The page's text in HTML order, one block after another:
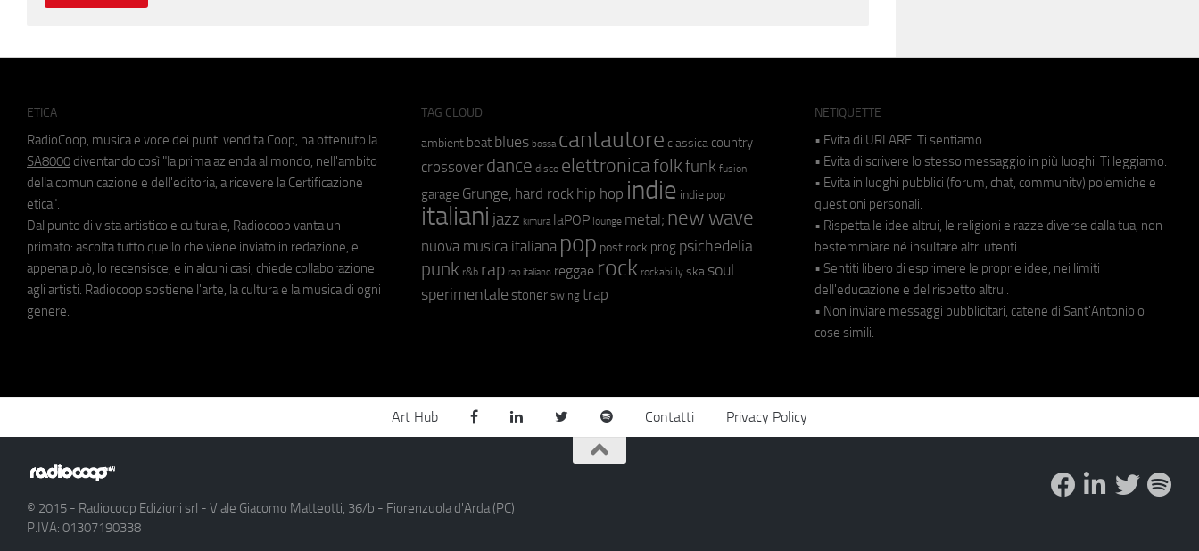
ETICA
RadioCoop, musica e voce dei punti vendita Coop, ha ottenuto la
SA8000 diventando così "la prima azienda al mondo, nell'ambito
della comunicazione e dell'editoria, a ricevere la Certificazione
etica".
Dal punto di vista artistico e culturale, Radiocoop vanta un
primato: ascolta tutto quello che viene inviato in redazione, e
appena può, lo recensisce, e in alcuni casi, chiede collaborazione
agli artisti. Radiocoop sostiene l'arte, la cultura e la musica di ogni
genere.
TAG CLOUD
ambient beat blues bossa cantautore classica country
crossover dance disco elettronicafolkfunk fusion
garage Grunge; hard rock hip hop indie indie pop
italiani jazz kimura laPOP lounge metal; new wave
nuova musica italiana pop post rock prog psichedelia
punk r&b rap rap italiano reggae rock rockabilly ska soul
sperimentale stoner swing trap
NETIQUETTE
• Evita di URLARE. Ti sentiamo.
• Evita di scrivere lo stesso messaggio in più luoghi. Ti leggiamo.
• Evita in luoghi pubblici (forum, chat, community) polemiche e
questioni personali.
• Rispetta le idee altrui, le religioni e razze diverse dalla tua, non
bestemmiare né insultare altri utenti.
• Sentiti libero di esprimere le proprie idee, nei limiti
dell'educazione e del rispetto altrui.
• Non inviare messaggi pubblicitari, catene di Sant'Antonio o
cose simili.
Art Hub Contatti Privacy Policy
© 2015 - Radiocoop Edizioni srl - Viale Giacomo Matteotti, 36/b - Fiorenzuola d'Arda (PC)
P.IVA: 01307190338